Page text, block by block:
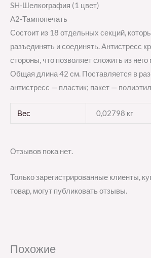
SH-Шелкография (1 цвет)
A2-Тампопечать
Состоит из 18 отдельных секций,
разъединять и соединять. Антистресс
стороны, что позволяет сложить из
Общая длина 42 см. Поставляется в
антистресс — пластик; пакет —
Вес 0,02798 кг
Отзывов пока нет.
Только зарегистрированные клиенты,
товар, могут публиковать отзывы.
Похожие